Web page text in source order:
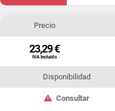
Precio
23,29 €
IVA Incluido
Disponibilidad
Consultar